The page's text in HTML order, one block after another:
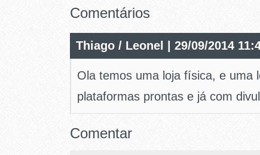
Comentários
Thiago / Leonel | 29/09/2014
Ola temos uma loja física, e uma
plataformas prontas e já com
Comentar